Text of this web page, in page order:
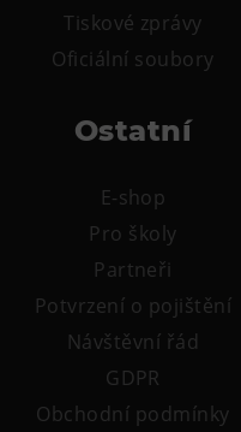
Tiskové zprávy
Oficiální soubory
Ostatní
E-shop
Pro školy
Partneři
Potvrzení o pojištění
Návštěvní řád
GDPR
Obchodní podmínky